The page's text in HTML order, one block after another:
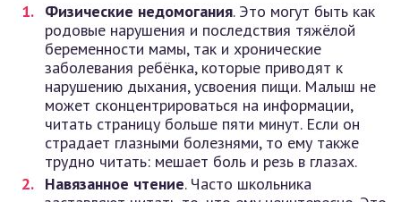
Физические недомогания. Это могут быть как
родовые нарушения и последствия тяжёлой
беременности мамы, так и хронические
заболевания ребёнка, которые приводят к
нарушению дыхания, усвоения пищи. Малыш не
может сконцентрироваться на информации,
читать страницу больше пяти минут. Если он
страдает глазными болезнями, то ему также
трудно читать: мешает боль и резь в глазах.
Навязанное чтение. Часто школьника